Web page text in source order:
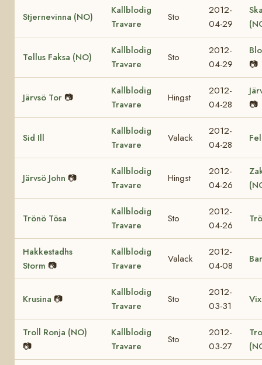
Stjernevinna (NO)
Kallblodig
Travare
Sto
2012-
04-29
Tellus Faksa (NO)
Kallblodig
Travare
Sto
2012-
04-29
📷
Järvsö Tor 📷
Kallblodig
Travare
Hingst
2012-
04-28
📷
Sid Ill
Kallblodig
Travare
Valack
2012-
04-28
Järvsö John 📷
Kallblodig
Travare
Hingst
2012-
04-26
Trönö Tösa
Kallblodig
Travare
Sto
2012-
04-26
Hakkestadhs
Storm 📷
Kallblodig
Travare
Valack
2012-
04-08
Krusina 📷
Kallblodig
Travare
Sto
2012-
03-31
Troll Ronja (NO)
📷
Kallblodig
Travare
Sto
2012-
03-27